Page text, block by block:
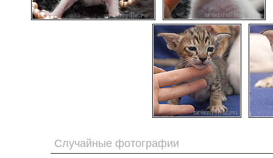
Случайные фотографии